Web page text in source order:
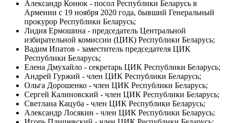
Александр Конюк - посол Республики Беларусь в
Армении с 19 ноября 2020 года, бывший Генеральный
прокурор Республики Беларусь;
Лидия Ермошина - председатель Центральной
избирательной комиссии (ЦИК) Республики Беларусь;
Вадим Ипатов - заместитель председателя ЦИК
Республики Беларусь;
Елена Дмухайло - секретарь ЦИК Республики Беларусь;
Андрей Гуржий - член ЦИК Республики Беларусь;
Ольга Дорошенко - член ЦИК Республики Беларусь;
Сергей Калиновский - член ЦИК Республики Беларусь;
Светлана Кацуба - член ЦИК Республики Беларусь;
Александр Лосякин - член ЦИК Республики Беларусь;